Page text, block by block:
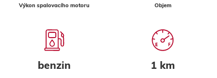
Výkon spalovacího motoru Objem
benzin 1 km